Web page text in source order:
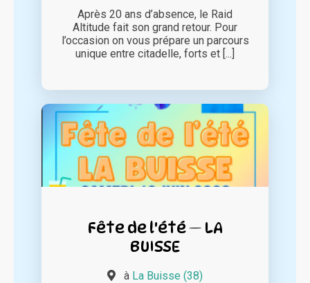
Après 20 ans d’absence, le Raid
Altitude fait son grand retour. Pour
l’occasion on vous prépare un parcours
unique entre citadelle, forts et [...]
Fête de l'été — LA
BUISSE
à La Buisse (38)